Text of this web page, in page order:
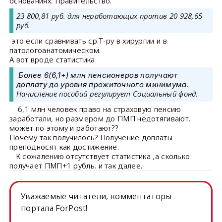
23 800,81 руб. для неработающих против 20 928,65
руб.
это если сравнивать ср.Т-ру в хирургии и в
патологоанатомическом.
А вот вроде статистика
Более 6(6,1+) млн пенсионеров получают
доплату до уровня прожиточного минимума.
Начисление пособий регулирует Социальный фонд.
6,1 млн человек право на страховую пенсию
заработали, но размером до ПМП недотягивают.
может по этому и работают??
Почему так получилось? Получение доплаты
преподносят как достижение.
К сожалению отсутствует статистика ,а сколько
получает ПМП+1 рубль. и так далее.
Уважаемые читатели, комментаторы
портала ForPost!